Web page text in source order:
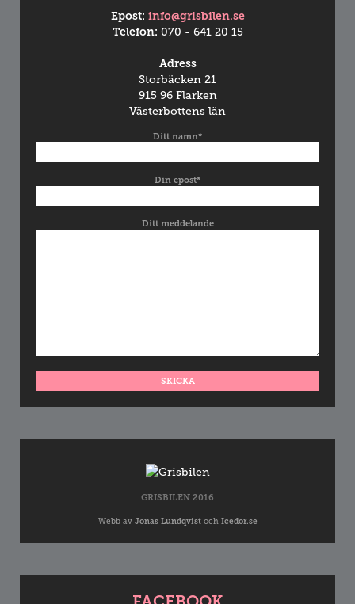
Epost: info@grisbilen.se
Telefon: 070 - 641 20 15
Adress
Storbäcken 21
915 96 Flarken
Västerbottens län
Ditt namn*
Din epost*
Ditt meddelande
GRISBILEN 2016
Webb av Jonas Lundqvistoch Icedor.se